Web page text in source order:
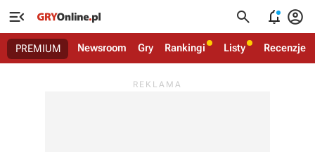
   
PREMIUM Newsroom Gry Rankingi Listy Recenzje